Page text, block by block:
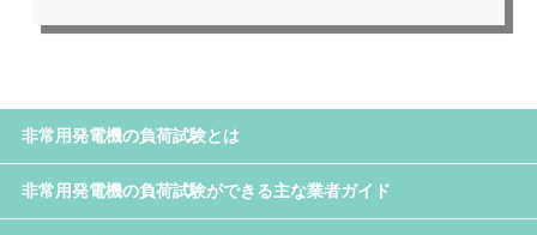
非常用発電機の負荷試験とは
非常用発電機の負荷試験ができる主な業者ガイド